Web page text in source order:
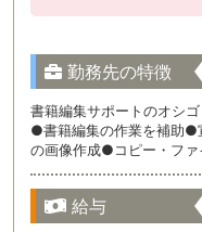
勤務先の特徴
書籍編集サポートのオシゴ
●書籍編集の作業を補助●
の画像作成●コピー・フ
給与